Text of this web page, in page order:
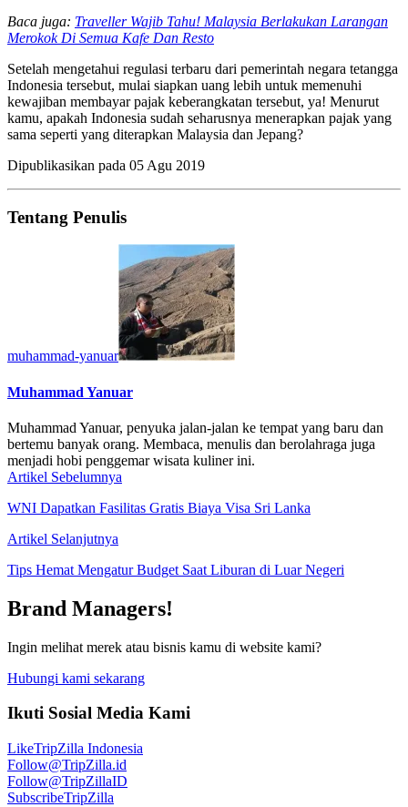
Baca juga: Traveller Wajib Tahu! Malaysia Berlakukan Larangan
Merokok Di Semua Kafe Dan Resto
Setelah mengetahui regulasi terbaru dari pemerintah negara tetangga
Indonesia tersebut, mulai siapkan uang lebih untuk memenuhi
kewajiban membayar pajak keberangkatan tersebut, ya! Menurut
kamu, apakah Indonesia sudah seharusnya menerapkan pajak yang
sama seperti yang diterapkan Malaysia dan Jepang?
Dipublikasikan pada 05 Agu 2019
Tentang Penulis
muhammad-yanuar
Muhammad Yanuar
Muhammad Yanuar, penyuka jalan-jalan ke tempat yang baru dan
bertemu banyak orang. Membaca, menulis dan berolahraga juga
menjadi hobi penggemar wisata kuliner ini.
Artikel Sebelumnya
WNI Dapatkan Fasilitas Gratis Biaya Visa Sri Lanka
Artikel Selanjutnya
Tips Hemat Mengatur Budget Saat Liburan di Luar Negeri
Brand Managers!
Ingin melihat merek atau bisnis kamu di website kami?
Hubungi kami sekarang
Ikuti Sosial Media Kami
LikeTripZilla Indonesia
Follow@TripZilla.id
Follow@TripZillaID
SubscribeTripZilla